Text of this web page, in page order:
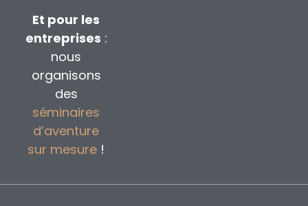
Et pour les
entreprises :
nous
organisons
des
séminaires
d’aventure
sur mesure !